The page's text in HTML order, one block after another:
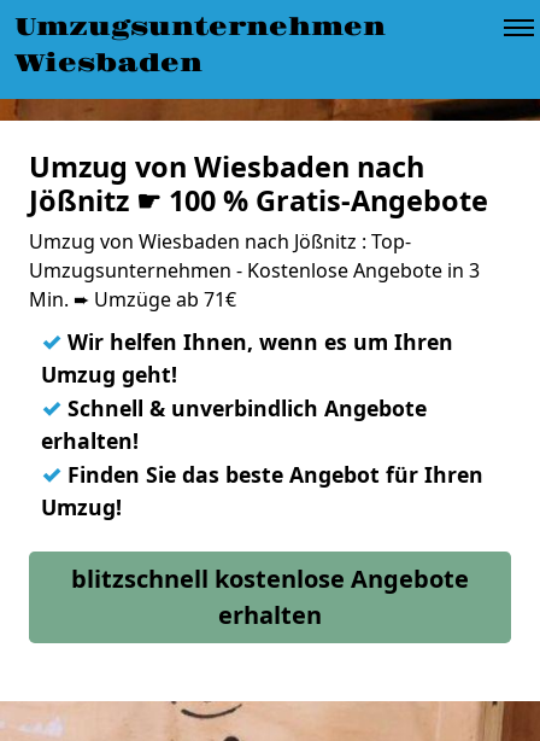
Umzugsunternehmen
Wiesbaden
Umzug von Wiesbaden nach
Jößnitz ☛ 100 % Gratis-Angebote
Umzug von Wiesbaden nach Jößnitz : Top-
Umzugsunternehmen - Kostenlose Angebote in 3
Min. ➨ Umzüge ab 71€
✓ Wir helfen Ihnen, wenn es um Ihren
Umzug geht!
✓ Schnell & unverbindlich Angebote
erhalten!
✓ Finden Sie das beste Angebot für Ihren
Umzug!
blitzschnell kostenlose Angebote
erhalten